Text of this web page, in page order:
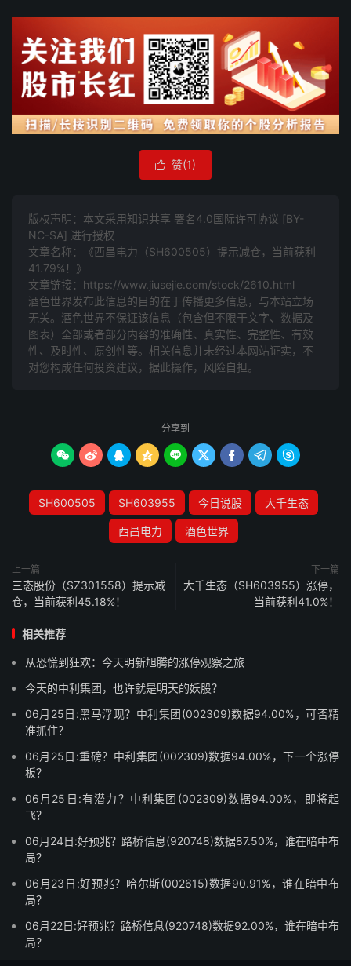
 赞(1)
版权声明：本文采用知识共享 署名4.0国际许可协议 [BY-
NC-SA] 进行授权
文章名称：《西昌电力（SH600505）提示减仓，当前获利
41.79%！》
文章链接： https://www.jiusejie.com/stock/2610.html
酒色世界发布此信息的目的在于传播更多信息，与本站立场
无关。酒色世界不保证该信息（包含但不限于文字、数据及
图表）全部或者部分内容的准确性、真实性、完整性、有效
性、及时性、原创性等。相关信息并未经过本网站证实，不
对您构成任何投资建议，据此操作，风险自担。
分享到
        
SH600505 SH603955 今日说股 大千生态
西昌电力 酒色世界
上一篇
三态股份（SZ301558）提示减
仓，当前获利45.18%！
下一篇
大千生态（SH603955）涨停，
当前获利41.0%！
相关推荐
从恐慌到狂欢：今天明新旭腾的涨停观察之旅
今天的中利集团，也许就是明天的妖股？
06月25日:黑马浮现？中利集团(002309)数据94.00%，可否精
准抓住？
06月25日:重磅？中利集团(002309)数据94.00%，下一个涨停
板？
06月25日:有潜力？中利集团(002309)数据94.00%，即将起
飞？
06月24日:好预兆？路桥信息(920748)数据87.50%，谁在暗中布
局？
06月23日:好预兆？哈尔斯(002615)数据90.91%，谁在暗中布
局？
06月22日:好预兆？路桥信息(920748)数据92.00%，谁在暗中布
局？